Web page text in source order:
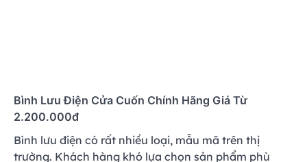
Bình Lưu Điện Cửa Cuốn Chính Hãng Giá Từ
2.200.000đ
Bình lưu điện có rất nhiều loại, mẫu mã trên thị
trường. Khách hàng khó lựa chọn sản phẩm phù